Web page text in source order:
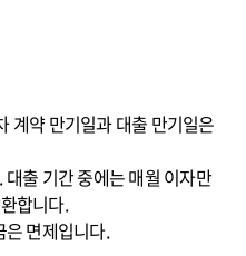
계약 만기일과 대출 만기일은
출 기간 중에는 매월 이자만
합니다.
면제입니다.